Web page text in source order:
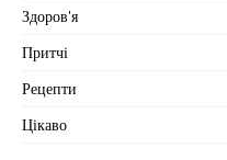
Здоров'я
Притчі
Рецепти
Цікаво